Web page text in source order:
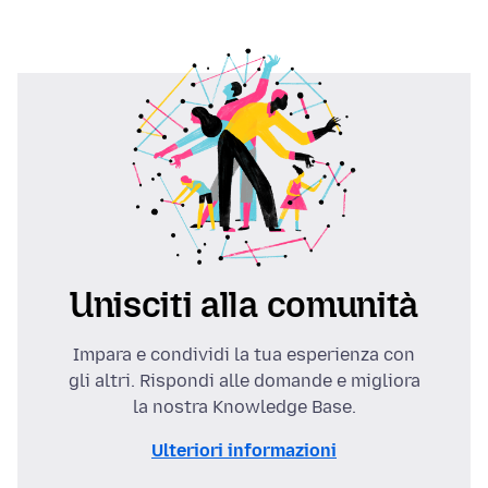
Unisciti alla comunità
Impara e condividi la tua esperienza con
gli altri. Rispondi alle domande e migliora
la nostra Knowledge Base.
Ulteriori informazioni